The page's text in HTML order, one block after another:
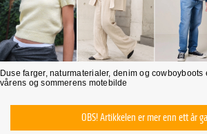
Duse farger, naturmaterialer, denim og cowboyboots
vårens og sommerens motebilde
OBS! Artikkelen er mer enn ett år